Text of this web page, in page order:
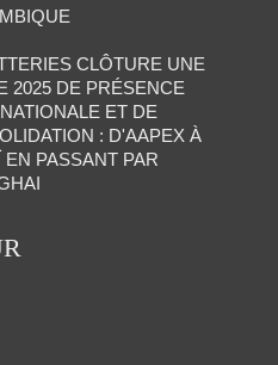
CLÔTURE UNE
2025 DE PRÉSENCE
ET DE
: D'AAPEX À
EN PASSANT PAR